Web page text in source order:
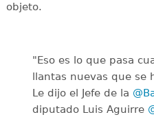
objeto.
"Eso es lo que pasa
llantas nuevas que se
Le dijo el Jefe de la
diputado Luis Aguirre